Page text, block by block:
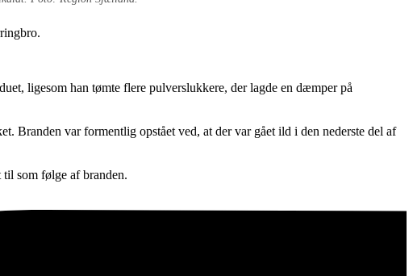
ligesom han tømte flere pulverslukkere, der lagde en dæmper på
Branden var formentlig opstået ved, at der var gået ild i den nederste del af
til som følge af branden.